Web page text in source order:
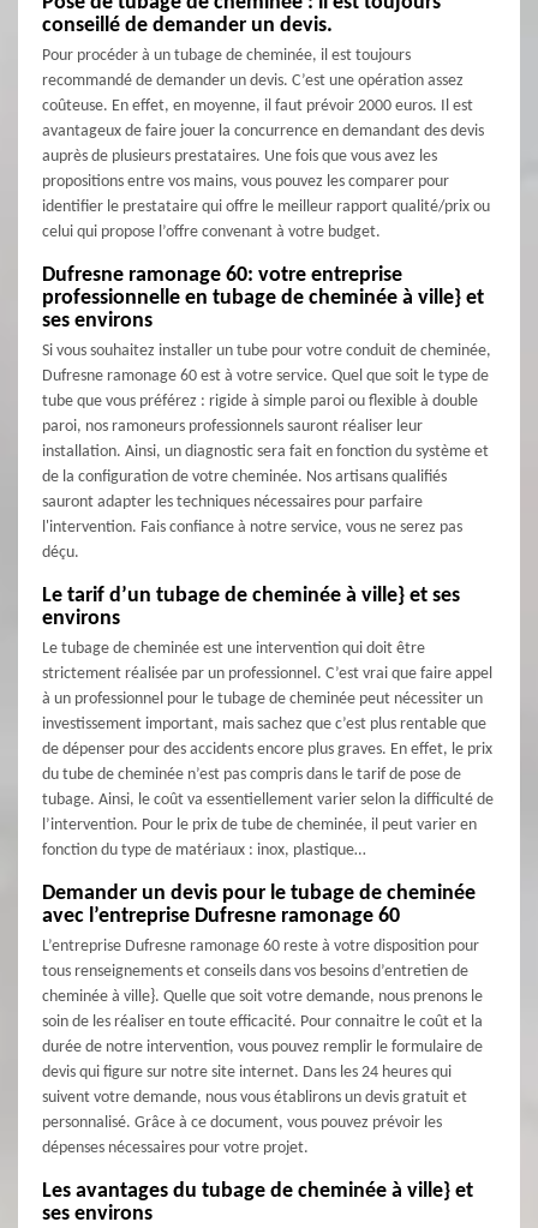
conseillé de demander un devis.
Pour procéder à un tubage de cheminée, il est toujours
recommandé de demander un devis. C’est une opération assez
coûteuse. En effet, en moyenne, il faut prévoir 2000 euros. Il est
avantageux de faire jouer la concurrence en demandant des devis
auprès de plusieurs prestataires. Une fois que vous avez les
propositions entre vos mains, vous pouvez les comparer pour
identifier le prestataire qui offre le meilleur rapport qualité/prix ou
celui qui propose l’offre convenant à votre budget.
Dufresne ramonage 60: votre entreprise
professionnelle en tubage de cheminée à ville} et
ses environs
Si vous souhaitez installer un tube pour votre conduit de cheminée,
Dufresne ramonage 60 est à votre service. Quel que soit le type de
tube que vous préférez : rigide à simple paroi ou flexible à double
paroi, nos ramoneurs professionnels sauront réaliser leur
installation. Ainsi, un diagnostic sera fait en fonction du système et
de la configuration de votre cheminée. Nos artisans qualifiés
sauront adapter les techniques nécessaires pour parfaire
l'intervention. Fais confiance à notre service, vous ne serez pas
déçu.
Le tarif d’un tubage de cheminée à ville} et ses
environs
Le tubage de cheminée est une intervention qui doit être
strictement réalisée par un professionnel. C’est vrai que faire appel
à un professionnel pour le tubage de cheminée peut nécessiter un
investissement important, mais sachez que c’est plus rentable que
de dépenser pour des accidents encore plus graves. En effet, le prix
du tube de cheminée n’est pas compris dans le tarif de pose de
tubage. Ainsi, le coût va essentiellement varier selon la difficulté de
l’intervention. Pour le prix de tube de cheminée, il peut varier en
fonction du type de matériaux : inox, plastique…
Demander un devis pour le tubage de cheminée
avec l’entreprise Dufresne ramonage 60
L’entreprise Dufresne ramonage 60 reste à votre disposition pour
tous renseignements et conseils dans vos besoins d’entretien de
cheminée à ville}. Quelle que soit votre demande, nous prenons le
soin de les réaliser en toute efficacité. Pour connaitre le coût et la
durée de notre intervention, vous pouvez remplir le formulaire de
devis qui figure sur notre site internet. Dans les 24 heures qui
suivent votre demande, nous vous établirons un devis gratuit et
personnalisé. Grâce à ce document, vous pouvez prévoir les
dépenses nécessaires pour votre projet.
Les avantages du tubage de cheminée à ville} et
ses environs